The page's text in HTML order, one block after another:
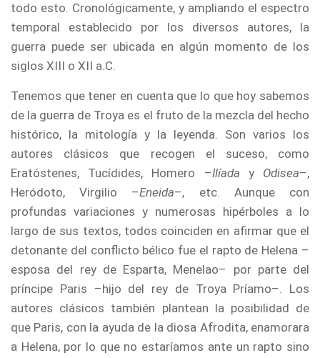
todo esto. Cronológicamente, y ampliando el espectro
temporal establecido por los diversos autores, la
guerra puede ser ubicada en algún momento de los
siglos XIII o XII a.C.
Tenemos que tener en cuenta que lo que hoy sabemos
de la guerra de Troya es el fruto de la mezcla del hecho
histórico, la mitología y la leyenda. Son varios los
autores clásicos que recogen el suceso, como
Eratóstenes, Tucídides, Homero –Ilíada y Odisea–,
Heródoto, Virgilio –Eneida–, etc. Aunque con
profundas variaciones y numerosas hipérboles a lo
largo de sus textos, todos coinciden en afirmar que el
detonante del conflicto bélico fue el rapto de Helena –
esposa del rey de Esparta, Menelao– por parte del
príncipe Paris –hijo del rey de Troya Príamo–. Los
autores clásicos también plantean la posibilidad de
que Paris, con la ayuda de la diosa Afrodita, enamorara
a Helena, por lo que no estaríamos ante un rapto sino